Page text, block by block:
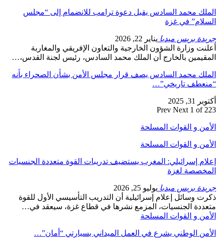
الملك محمد السادس يقبل دعوة ترامب للانضمام إلى “مجلس
السلام” في غزة
جريدة بريس ميديا يناير 22, 2026
أعلنت وزارة الشؤون الخارجية والتعاون الإفريقي والمغاربة
المقيمين بالخارج أن الملك محمد السادس، رئيس لجنة القدس،…
الملك محمد السادس يصف قرار مجلس الأمن بشأن الصحراء بأنه
“منعطف تاريخي”…
أكتوبر 31, 2025
Prev Next 1 of 223
الأمن و القوات المسلحة
الأمن و القوات المسلحة
إعلام إسرائيلي: المغرب يستضيف تدريبات القوة متعددة الجنسيات
المخصصة لغزة
جريدة بريس ميديا يوليو 25, 2026
ذكرت وسائل إعلام إسرائيلية أن التدريب التأسيسي الأول للقوة
متعددة الجنسيات، المزمع نشرها في قطاع غزة، سيعقد في…
الأمن و القوات المسلحة
الأمن الوطني يشرع في العمل الميداني بسيارتي “أمان”…